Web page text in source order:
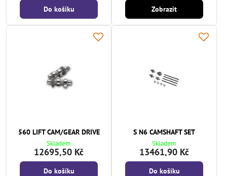
Do košíku Zobrazit
560 LIFT CAM/GEAR DRIVE
Skladem
12695,50 Kč
Do košíku
S N6 CAMSHAFT SET
Skladem
13461,90 Kč
Do košíku